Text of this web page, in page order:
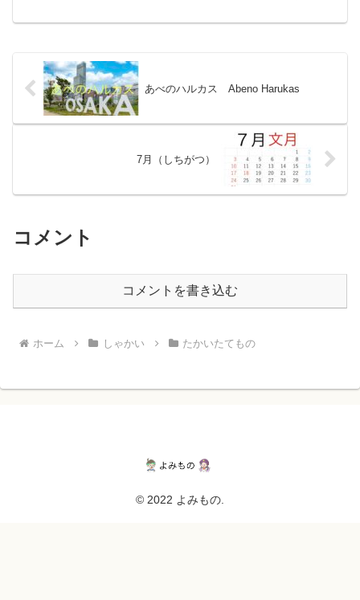
あべのハルカス Abeno Harukas
7月（しちがつ）
コメント
コメントを書き込む
ホーム しゃかい たかいたてもの
© 2022 よみもの.